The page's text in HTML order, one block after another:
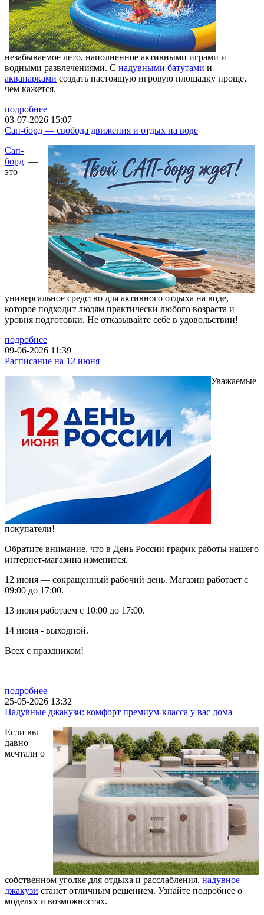
незабываемое лето, наполненное активными играми и
водными развлечениями. С надувными батутами и
аквапарками создать настоящую игровую площадку проще,
чем кажется.
подробнее
03-07-2026 15:07
Сап-борд — свобода движения и отдых на воде
Сап-
борд —
это
универсальное средство для активного отдыха на воде,
которое подходит людям практически любого возраста и
уровня подготовки. Не отказывайте себе в удовольствии!
подробнее
09-06-2026 11:39
Расписание на 12 июня
Уважаемые
покупатели!
Обратите внимание, что в День России график работы нашего
интернет-магазина изменится.
12 июня — сокращенный рабочий день. Магазин работает с
09:00 до 17:00.
13 июня работаем с 10:00 до 17:00.
14 июня - выходной.
Всех с праздником!
подробнее
25-05-2026 13:32
Надувные джакузи: комфорт премиум-класса у вас дома
Если вы
давно
мечтали о
собственном уголке для отдыха и расслабления, надувное
джакузи станет отличным решением. Узнайте подробнее о
моделях и возможностях.